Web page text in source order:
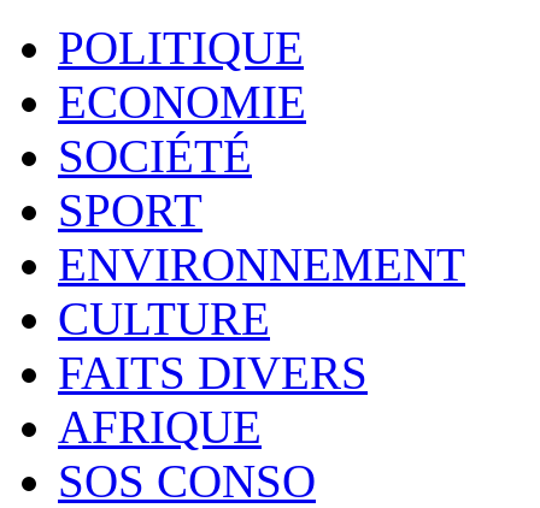
POLITIQUE
ECONOMIE
SOCIÉTÉ
SPORT
ENVIRONNEMENT
CULTURE
FAITS DIVERS
AFRIQUE
SOS CONSO